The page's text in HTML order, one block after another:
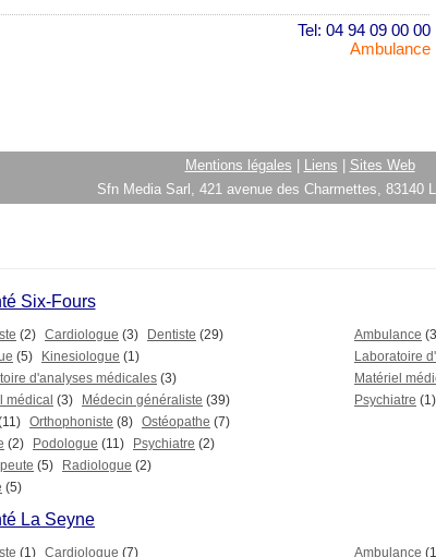
Tel: 04 94 09 00 00
Ambulance
Mentions légales Liens
Sites Web
Sfn Media Sarl, 421 avenue des Charmettes, 83140
Six-Fours
(2) Cardiologue (3) Dentiste (29)
(5) Kinesiologue (1)
d'analyses médicales (3)
médical (3) Médecin généraliste (39)
Orthophoniste (8) Ostéopathe (7)
(2) Podologue (11) Psychiatre (2)
(5) Radiologue (2)
(5)
Ambulance
Laboratoire
Matériel
Psychiatre (1)
La Seyne
(1) Cardiologue (7) Ambulance